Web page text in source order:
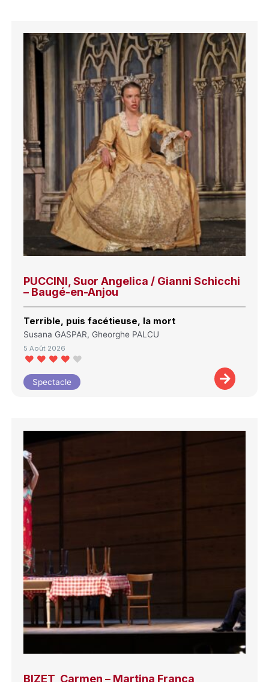
PUCCINI, Suor Angelica / Gianni Schicchi
– Baugé-en-Anjou
Terrible, puis facétieuse, la mort
Susana GASPAR, Gheorghe PALCU
5 Août 2026
Spectacle
BIZET, Carmen – Martina Franca